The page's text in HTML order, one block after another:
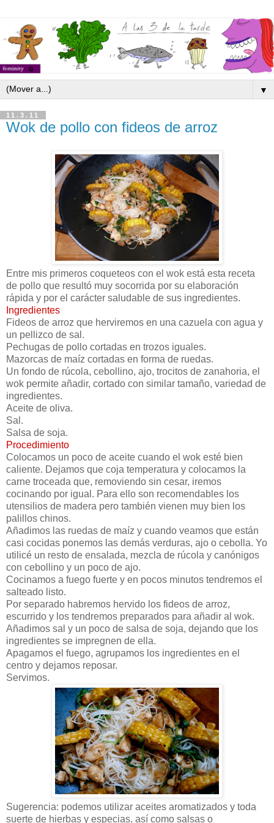
▼
11.3.11
Wok de pollo con fideos de arroz
Entre mis primeros coqueteos con el wok está esta receta
de pollo que resultó muy socorrida por su elaboración
rápida y por el carácter saludable de sus ingredientes.
Ingredientes
Fideos de arroz que herviremos en una cazuela con agua y
un pellizco de sal.
Pechugas de pollo cortadas en trozos iguales.
Mazorcas de maíz cortadas en forma de ruedas.
Un fondo de rúcola, cebollino, ajo, trocitos de zanahoria, el
wok permite añadir, cortado con similar tamaño, variedad de
ingredientes.
Aceite de oliva.
Sal.
Salsa de soja.
Procedimiento
Colocamos un poco de aceite cuando el wok esté bien
caliente. Dejamos que coja temperatura y colocamos la
carne troceada que, removiendo sin cesar, iremos
cocinando por igual. Para ello son recomendables los
utensilios de madera pero también vienen muy bien los
palillos chinos.
Añadimos las ruedas de maíz y cuando veamos que están
casi cocidas ponemos las demás verduras, ajo o cebolla. Yo
utilicé un resto de ensalada, mezcla de rúcola y canónigos
con cebollino y un poco de ajo.
Cocinamos a fuego fuerte y en pocos minutos tendremos el
salteado listo.
Por separado habremos hervido los fideos de arroz,
escurrido y los tendremos preparados para añadir al wok.
Añadimos sal y un poco de salsa de soja, dejando que los
ingredientes se impregnen de ella.
Apagamos el fuego, agrupamos los ingredientes en el
centro y dejamos reposar.
Servimos.
Sugerencia: podemos utilizar aceites aromatizados y toda
suerte de hierbas y especias, así como salsas o